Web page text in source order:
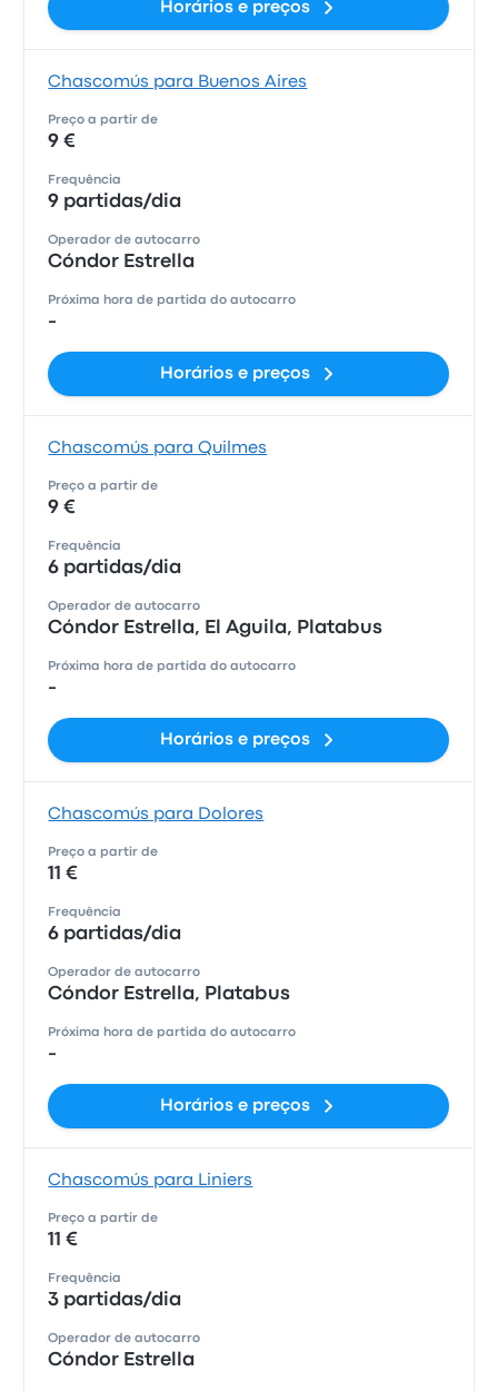
Horários e preços
Chascomús para Buenos Aires
Preço a partir de
9 €
Frequência
9 partidas/dia
Operador de autocarro
Cóndor Estrella
Próxima hora de partida do autocarro
-
Horários e preços
Chascomús para Quilmes
Preço a partir de
9 €
Frequência
6 partidas/dia
Operador de autocarro
Cóndor Estrella, El Aguila, Platabus
Próxima hora de partida do autocarro
-
Horários e preços
Chascomús para Dolores
Preço a partir de
11 €
Frequência
6 partidas/dia
Operador de autocarro
Cóndor Estrella, Platabus
Próxima hora de partida do autocarro
-
Horários e preços
Chascomús para Liniers
Preço a partir de
11 €
Frequência
3 partidas/dia
Operador de autocarro
Cóndor Estrella